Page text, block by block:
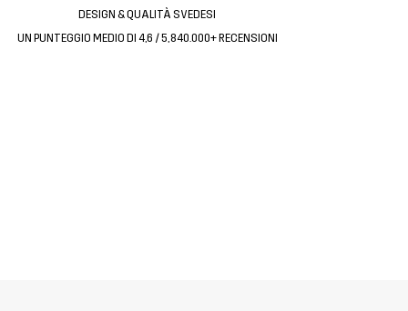
DESIGN & QUALITÀ SVEDESI
UN PUNTEGGIO MEDIO DI 4,6 / 5, 840.000+ RECENSIONI